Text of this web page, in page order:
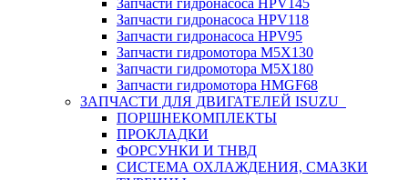
Запчасти гидронасоса HPV145
Запчасти гидронасоса HPV118
Запчасти гидронасоса HPV95
Запчасти гидромотора M5X130
Запчасти гидромотора M5X180
Запчасти гидромотора HMGF68
ЗАПЧАСТИ ДЛЯ ДВИГАТЕЛЕЙ ISUZU
ПОРШНЕКОМПЛЕКТЫ
ПРОКЛАДКИ
ФОРСУНКИ И ТНВД
СИСТЕМА ОХЛАЖДЕНИЯ, СМАЗКИ